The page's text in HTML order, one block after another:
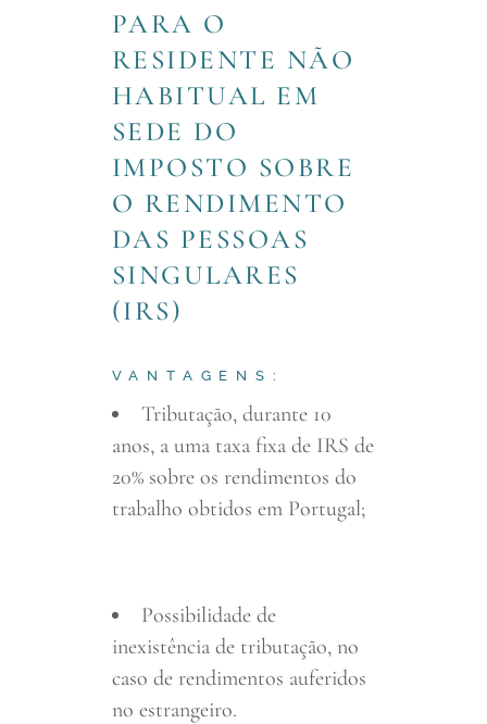
PARA O
RESIDENTE NÃO
HABITUAL EM
SEDE DO
IMPOSTO SOBRE
O RENDIMENTO
DAS PESSOAS
SINGULARES
(IRS)
VANTAGENS:
Tributação, durante 10
anos, a uma taxa fixa de IRS de
20% sobre os rendimentos do
trabalho obtidos em Portugal;
Possibilidade de
inexistência de tributação, no
caso de rendimentos auferidos
no estrangeiro.